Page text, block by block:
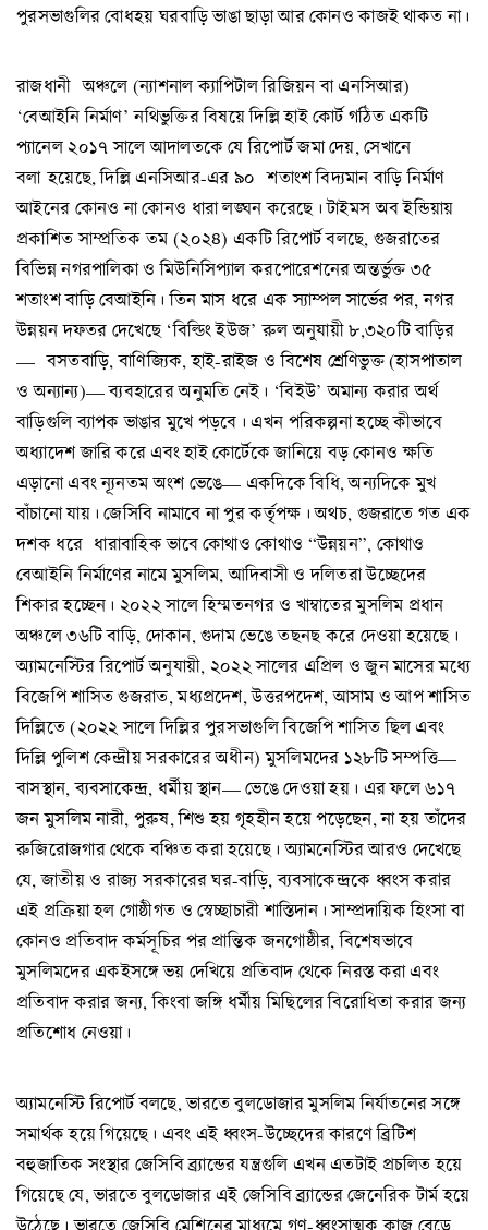
পুরসভাগুলির বোধহয় ঘরবাড়ি ভাঙা ছাড়া আর কোনও কাজই থাকত না।
রাজধানী অঞ্চলে (ন্যাশনাল ক্যাপিটাল রিজিয়ন বা এনসিআর)
‘বেআইনি নির্মাণ’ নথিভুক্তির বিষয়ে দিল্লি হাই কোর্ট গঠিত একটি
প্যানেল ২০১৭ সালে আদালতকে যে রিপোর্ট জমা দেয়, সেখানে
বলা হয়েছে, দিল্লি এনসিআর-এর ৯০ শতাংশ বিদ্যমান বাড়ি নির্মাণ
আইনের কোনও না কোনও ধারা লঙ্ঘন করেছে। টাইমস অব ইন্ডিয়ায়
প্রকাশিত সাম্প্রতিক তম (২০২৪) একটি রিপোর্ট বলছে, গুজরাতের
বিভিন্ন নগরপালিকা ও মিউনিসিপ্যাল করপোরেশনের অন্তর্ভুক্ত ৩৫
শতাংশ বাড়ি বেআইনি। তিন মাস ধরে এক স্যাম্পল সার্ভের পর, নগর
উন্নয়ন দফতর দেখেছে ‘বিল্ডিং ইউজ’ রুল অনুযায়ী ৮,৩২০টি বাড়ির
— বসতবাড়ি, বাণিজ্যিক, হাই-রাইজ ও বিশেষ শ্রেণিভুক্ত (হাসপাতাল
ও অন্যান্য)— ব্যবহারের অনুমতি নেই। ‘বিইউ’ অমান্য করার অর্থ
বাড়িগুলি ব্যাপক ভাঙার মুখে পড়বে। এখন পরিকল্পনা হচ্ছে কীভাবে
অধ্যাদেশ জারি করে এবং হাই কোর্টেকে জানিয়ে বড় কোনও ক্ষতি
এড়ানো এবং ন্যূনতম অংশ ভেঙে— একদিকে বিধি, অন্যদিকে মুখ
বাঁচানো যায়। জেসিবি নামাবে না পুর কর্তৃপক্ষ। অথচ, গুজরাতে গত এক
দশক ধরে ধারাবাহিক ভাবে কোথাও কোথাও “উন্নয়ন”, কোথাও
বেআইনি নির্মাণের নামে মুসলিম, আদিবাসী ও দলিতরা উচ্ছেদের
শিকার হচ্ছেন। ২০২২ সালে হিম্মতনগর ও খাম্বাতের মুসলিম প্রধান
অঞ্চলে ৩৬টি বাড়ি, দোকান, গুদাম ভেঙে তছনছ করে দেওয়া হয়েছে।
অ্যামনেস্টির রিপোর্ট অনুযায়ী, ২০২২ সালের এপ্রিল ও জুন মাসের মধ্যে
বিজেপি শাসিত গুজরাত, মধ্যপ্রদেশ, উত্তরপদেশ, আসাম ও আপ শাসিত
দিল্লিতে (২০২২ সালে দিল্লির পুরসভাগুলি বিজেপি শাসিত ছিল এবং
দিল্লি পুলিশ কেন্দ্রীয় সরকারের অধীন) মুসলিমদের ১২৮টি সম্পত্তি—
বাসস্থান, ব্যবসাকেন্দ্র, ধর্মীয় স্থান— ভেঙে দেওয়া হয়। এর ফলে ৬১৭
জন মুসলিম নারী, পুরুষ, শিশু হয় গৃহহীন হয়ে পড়েছেন, না হয় তাঁদের
রুজিরোজগার থেকে বঞ্চিত করা হয়েছে। অ্যামনেস্টির আরও দেখেছে
যে, জাতীয় ও রাজ্য সরকারের ঘর-বাড়ি, ব্যবসাকেন্দ্রকে ধ্বংস করার
এই প্রক্রিয়া হল গোষ্ঠীগত ও স্বেচ্ছাচারী শাস্তিদান। সাম্প্রদায়িক হিংসা বা
কোনও প্রতিবাদ কর্মসূচির পর প্রান্তিক জনগোষ্ঠীর, বিশেষভাবে
মুসলিমদের একইসঙ্গে ভয় দেখিয়ে প্রতিবাদ থেকে নিরস্ত করা এবং
প্রতিবাদ করার জন্য, কিংবা জঙ্গি ধর্মীয় মিছিলের বিরোধিতা করার জন্য
প্রতিশোধ নেওয়া।
অ্যামনেস্টি রিপোর্ট বলছে, ভারতে বুলডোজার মুসলিম নির্যাতনের সঙ্গে
সমার্থক হয়ে গিয়েছে। এবং এই ধ্বংস-উচ্ছেদের কারণে ব্রিটিশ
বহুজাতিক সংস্থার জেসিবি ব্র্যান্ডের যন্ত্রগুলি এখন এতটাই প্রচলিত হয়ে
গিয়েছে যে, ভারতে বুলডোজার এই জেসিবি ব্র্যান্ডের জেনেরিক টার্ম হয়ে
উঠেছে। ভারতে জেসিবি মেশিনের মাধ্যমে গণ-ধ্বংসাত্মক কাজ বেড়ে